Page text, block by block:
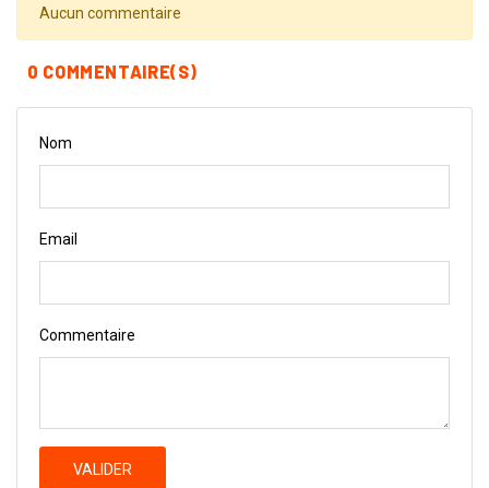
Aucun commentaire
0 COMMENTAIRE(S)
Nom
Email
Commentaire
VALIDER